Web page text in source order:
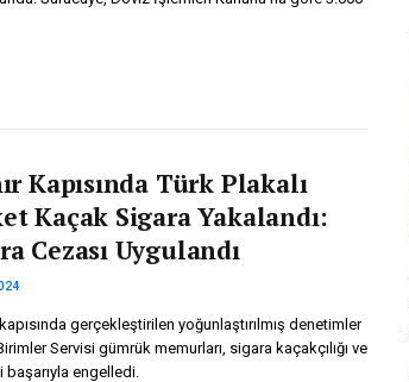
Kapısında Türk Plakalı
Kaçak Sigara Yakalandı:
Cezası Uygulandı
gerçekleştirilen yoğunlaştırılmış denetimler
Servisi gümrük memurları, sigara kaçakçılığı ve
başarıyla engelledi.